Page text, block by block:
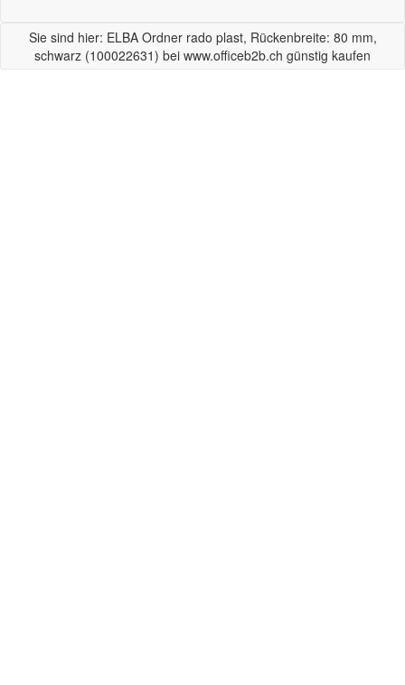
Sie sind hier: ELBA Ordner rado plast, Rückenbreite: 80 mm,
schwarz (100022631) bei www.officeb2b.ch günstig kaufen